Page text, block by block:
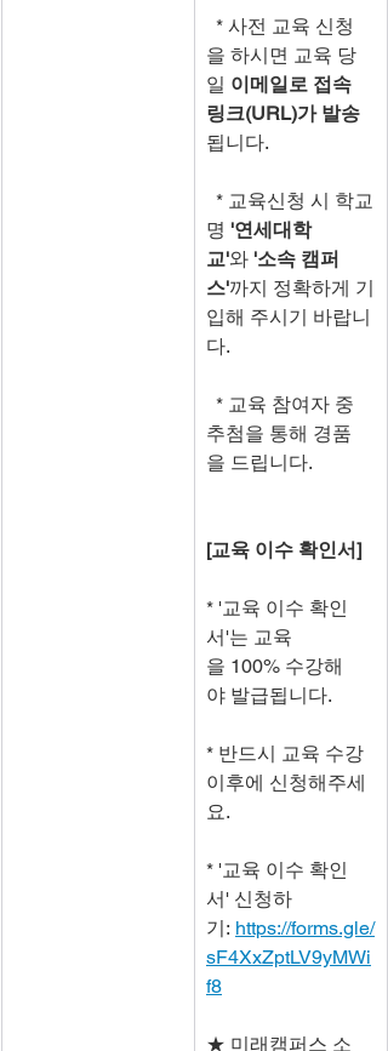
* 사전 교육 신청
을 하시면 교육 당
일 이메일로 접속
링크(URL)가 발송
됩니다.
* 교육신청 시 학교
명 '연세대학
교'와 '소속 캠퍼
스'까지 정확하게 기
입해 주시기 바랍니
다.
* 교육 참여자 중
추첨을 통해 경품
을 드립니다.
[교육 이수 확인서]
* '교육 이수 확인
서'는 교육
을 100% 수강해
야 발급됩니다.
* 반드시 교육 수강
이후에 신청해주세
요.
* '교육 이수 확인
서' 신청하
기: https://forms.gle/
sF4XxZptLV9yMWi
f8
★ 미래캠퍼스 소